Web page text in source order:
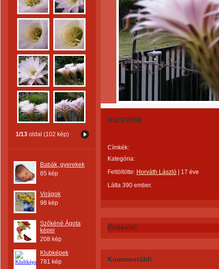
1/13 oldal (102 kép)
Babák, gyerekek
85 kép
Virágok
98 kép
Szőkéné Ágota
képei
208 kép
Klubképek
781 kép
DSCF0568
Címkék:
Kategória:
Feltöltötte: Horváth László
17 éve
Látta 390 ember.
Értékeld!
Kommentáld!